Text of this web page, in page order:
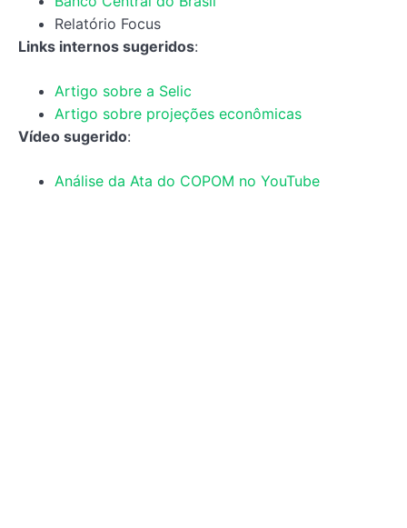
Relatório Focus
Links internos sugeridos:
Artigo sobre a Selic
Artigo sobre projeções econômicas
Vídeo sugerido:
Análise da Ata do COPOM no YouTube